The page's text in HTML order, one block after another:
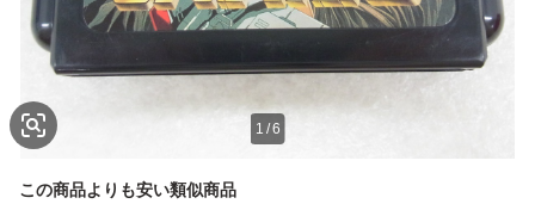
1 /6
この商品よりも安い類似商品